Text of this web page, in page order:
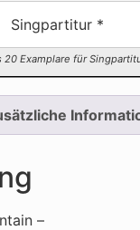
Singpartitur *
Examplare für
–